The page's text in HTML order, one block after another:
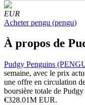
Futures COIN-M
Contrats à terme
EUR
Acheter pengu (pengu)
À propos de
Pudgy Penguins
semaine, avec le prix
une offre en circulation
boursière totale de
€328.01M EUR.